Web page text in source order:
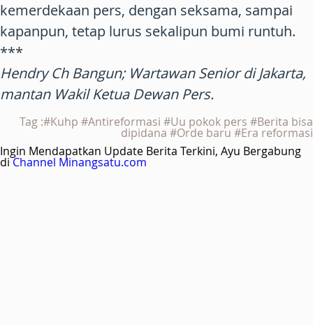
kemerdekaan pers, dengan seksama, sampai
kapanpun, tetap lurus sekalipun bumi runtuh.
***
Hendry Ch Bangun; Wartawan Senior di Jakarta,
mantan Wakil Ketua Dewan Pers.
Tag :#Kuhp #Antireformasi #Uu pokok pers #Berita bisa
dipidana #Orde baru #Era reformasi
Ingin Mendapatkan Update Berita Terkini, Ayu Bergabung
diChannel Minangsatu.com